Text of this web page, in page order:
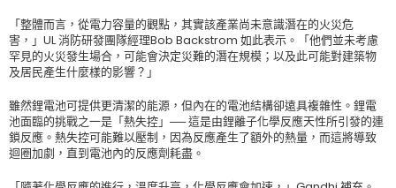
「整體而言，從電力容量的觀點，其實該產業尚未意識潛在的火災危
害，」UL 消防研發團隊經理Bob Backstrom 如此表示。「他們並未考慮
罕見的火災發生場合，可能會決定災難的潛在規模；以及此可能對建築物
及居民產生什麼樣的影響？」
雖然鋰電池可提供更清潔的能源，但內在的電池結構卻遠具複雜性。鋰電
池面臨的挑戰之一是「熱失控」── 這是由鋰離子化學反應天性所引發的連
鎖反應。熱失控可能難以壓制，因為反應產生了額外的熱量，而這將導致
迴圈加劇，直到電池內的反應劑耗盡。